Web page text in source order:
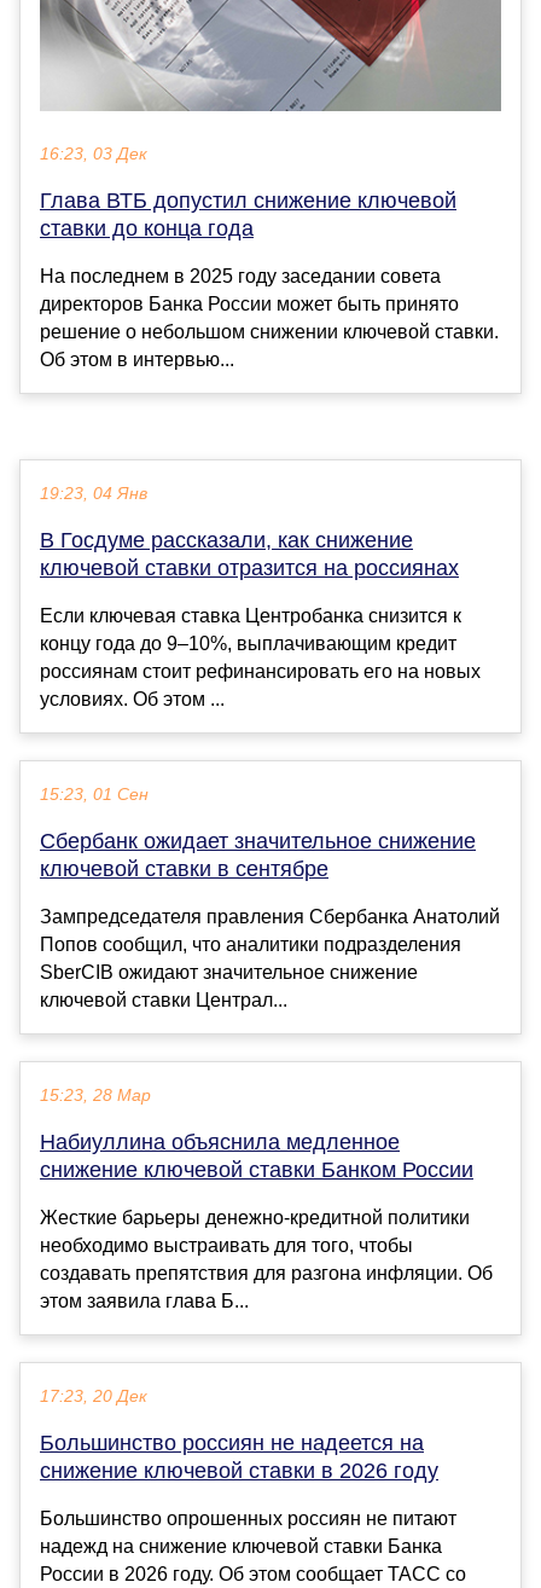
16:23, 03 Дек
Глава ВТБ допустил снижение ключевой
ставки до конца года
На последнем в 2025 году заседании совета
директоров Банка России может быть принято
решение о небольшом снижении ключевой ставки.
Об этом в интервью...
19:23, 04 Янв
В Госдуме рассказали, как снижение
ключевой ставки отразится на россиянах
Если ключевая ставка Центробанка снизится к
концу года до 9–10%, выплачивающим кредит
россиянам стоит рефинансировать его на новых
условиях. Об этом ...
15:23, 01 Сен
Сбербанк ожидает значительное снижение
ключевой ставки в сентябре
Зампредседателя правления Сбербанка Анатолий
Попов сообщил, что аналитики подразделения
SberCIB ожидают значительное снижение
ключевой ставки Централ...
15:23, 28 Мар
Набиуллина объяснила медленное
снижение ключевой ставки Банком России
Жесткие барьеры денежно-кредитной политики
необходимо выстраивать для того, чтобы
создавать препятствия для разгона инфляции. Об
этом заявила глава Б...
17:23, 20 Дек
Большинство россиян не надеется на
снижение ключевой ставки в 2026 году
Большинство опрошенных россиян не питают
надежд на снижение ключевой ставки Банка
России в 2026 году. Об этом сообщает ТАСС со